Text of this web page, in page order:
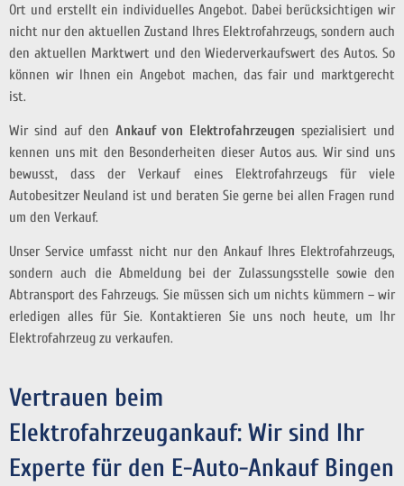
Ort und erstellt ein individuelles Angebot. Dabei berücksichtigen wir
nicht nur den aktuellen Zustand Ihres Elektrofahrzeugs, sondern auch
den aktuellen Marktwert und den Wiederverkaufswert des Autos. So
können wir Ihnen ein Angebot machen, das fair und marktgerecht
ist.
Wir sind auf den Ankauf von Elektrofahrzeugen spezialisiert und
kennen uns mit den Besonderheiten dieser Autos aus. Wir sind uns
bewusst, dass der Verkauf eines Elektrofahrzeugs für viele
Autobesitzer Neuland ist und beraten Sie gerne bei allen Fragen rund
um den Verkauf.
Unser Service umfasst nicht nur den Ankauf Ihres Elektrofahrzeugs,
sondern auch die Abmeldung bei der Zulassungsstelle sowie den
Abtransport des Fahrzeugs. Sie müssen sich um nichts kümmern – wir
erledigen alles für Sie. Kontaktieren Sie uns noch heute, um Ihr
Elektrofahrzeug zu verkaufen.
Vertrauen beim
Elektrofahrzeugankauf: Wir sind Ihr
Experte für den E-Auto-Ankauf Bingen